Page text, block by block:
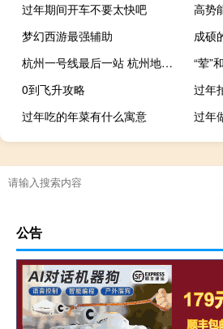
过年期间开车不要太快吧
高势
梦幻西游最强辅助
成硕
杭州一号线最后一站 杭州地铁一号线站点
0到飞升攻略
过年
过年吃的年菜有什么寓意
过年
公告